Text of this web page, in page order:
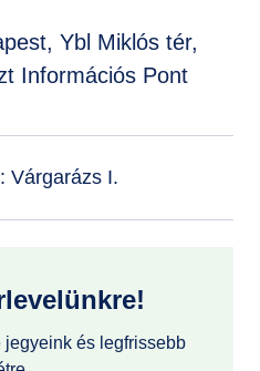
Ybl Miklós tér,
Információs Pont
Várgarázs I.
és legfrissebb